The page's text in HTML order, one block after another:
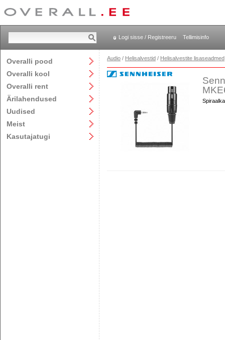
Logi sisse / Registreeru Tellimisinfo
Overalli pood
Overalli kool
Overalli rent
Ärilahendused
Uudised
Meist
Kasutajatugi
Audio / Helisalvestid / Helisalvestite lisaseadmed